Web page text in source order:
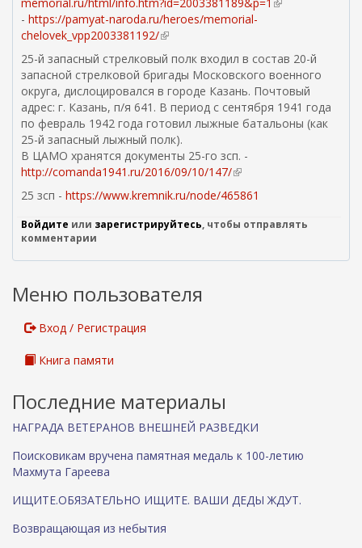
ы
л
к
а
)
н
я
я
с
с
ы
л
к
а
)
ш
н
я
я
с
)
- https://pamyat-naroda.ru/heroes/memorial-
chelovek_vpp2003381192/(
в
н
е
ш
н
я
я
с
с
ы
к
)
25-й запасный стрелковый полк входил в состав 20-й
запасной стрелковой бригады Московского военного
округа, дислоцировался в городе Казань. Почтовый
адрес: г. Казань, п/я 641. В период с сентября 1941 года
по февраль 1942 года готовил лыжные батальоны (как
25-й запасный лыжный полк).
В ЦАМО хранятся документы 25-го зсп. -
http://comanda1941.ru/2016/09/10/147/(
в
н
е
25 зсп - https://www.kremnik.ru/node/465861
Войдите или зарегистрируйтесь, чтобы отправлять
комментарии
Меню пользователя
Вход / Регистрация
Книга памяти
Последние материалы
НАГРАДА ВЕТЕРАНОВ ВНЕШНЕЙ РАЗВЕДКИ
Поисковикам вручена памятная медаль к 100-летию
Махмута Гареева
ИЩИТЕ.ОБЯЗАТЕЛЬНО ИЩИТЕ. ВАШИ ДЕДЫ ЖДУТ.
Возвращающая из небытия